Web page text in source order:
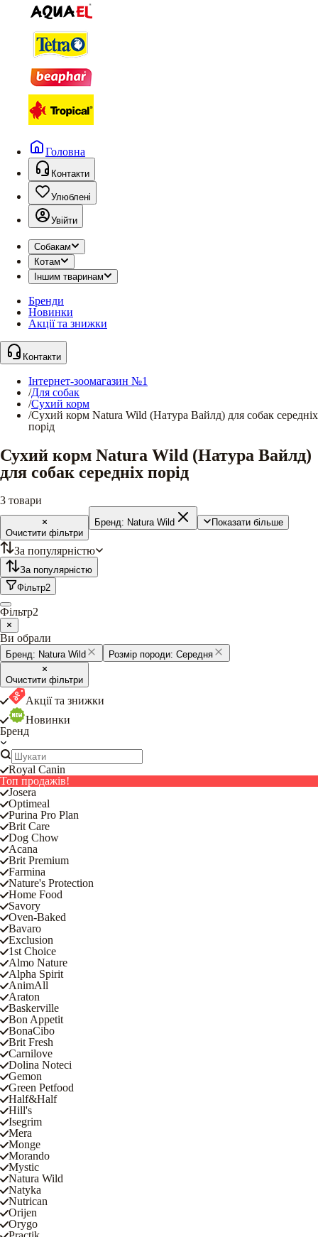
Головна
Контакти
Улюблені
Увійти
Собакам
Котам
Іншим тваринам
Бренди
Новинки
Акції та знижки
Контакти
Інтернет-зоомагазин №1
/Для собак
/Сухий корм
/Сухий корм Natura Wild (Натура Вайлд) для собак середніх
порід
Сухий корм Natura Wild (Натура Вайлд)
для собак середніх порід
3 товари
Очистити фільтри
Бренд: Natura Wild Показати більше
За популярністю
За популярністю
Фільтр2
Фільтр2
Ви обрали
Бренд: Natura Wild Розмір породи: Середня
Очистити фільтри
Акції та знижки
Новинки
Бренд
Royal Canin
Топ продажів!
Josera
Optimeal
Purina Pro Plan
Brit Care
Dog Chow
Acana
Brit Premium
Farmina
Nature's Protection
Home Food
Savory
Oven-Baked
Bavaro
Exclusion
1st Choice
Almo Nature
Alpha Spirit
AnimAll
Araton
Baskerville
Bon Appetit
BonaCibo
Brit Fresh
Carnilove
Dolina Noteci
Gemon
Green Petfood
Half&Half
Hill's
Isegrim
Mera
Monge
Morando
Mystic
Natura Wild
Natyka
Nutrican
Orijen
Orygo